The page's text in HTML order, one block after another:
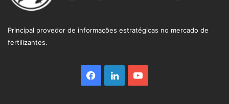
Principal provedor de informações estratégicas no mercado de
fertilizantes.
Facebook
LinkedinYouTube